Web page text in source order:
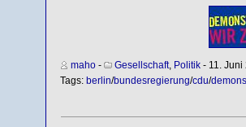
maho- Gesellschaft, Politik- 11. Juni
Tags: berlin/bundesregierung/cdu/